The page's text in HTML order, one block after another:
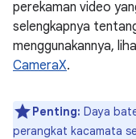
perekaman video
selengkapnya
menggunakannya,
CameraX.
Penting: Daya
perangkat kacamata